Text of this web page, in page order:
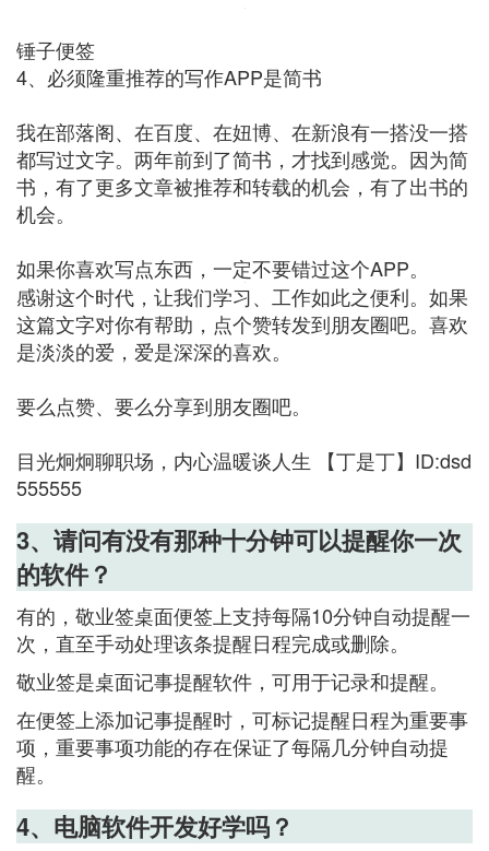
锤子便签
4、必须隆重推荐的写作APP是简书
我在部落阁、在百度、在妞博、在新浪有一搭没一搭
都写过文字。两年前到了简书，才找到感觉。因为简
书，有了更多文章被推荐和转载的机会，有了出书的
机会。
如果你喜欢写点东西，一定不要错过这个APP。
感谢这个时代，让我们学习、工作如此之便利。如果
这篇文字对你有帮助，点个赞转发到朋友圈吧。喜欢
是淡淡的爱，爱是深深的喜欢。
要么点赞、要么分享到朋友圈吧。
目光炯炯聊职场，内心温暖谈人生 【丁是丁】ID:dsd
555555
3、请问有没有那种十分钟可以提醒你一次
的软件？
有的，敬业签桌面便签上支持每隔10分钟自动提醒一
次，直至手动处理该条提醒日程完成或删除。
敬业签是桌面记事提醒软件，可用于记录和提醒。
在便签上添加记事提醒时，可标记提醒日程为重要事
项，重要事项功能的存在保证了每隔几分钟自动提
醒。
4、电脑软件开发好学吗？